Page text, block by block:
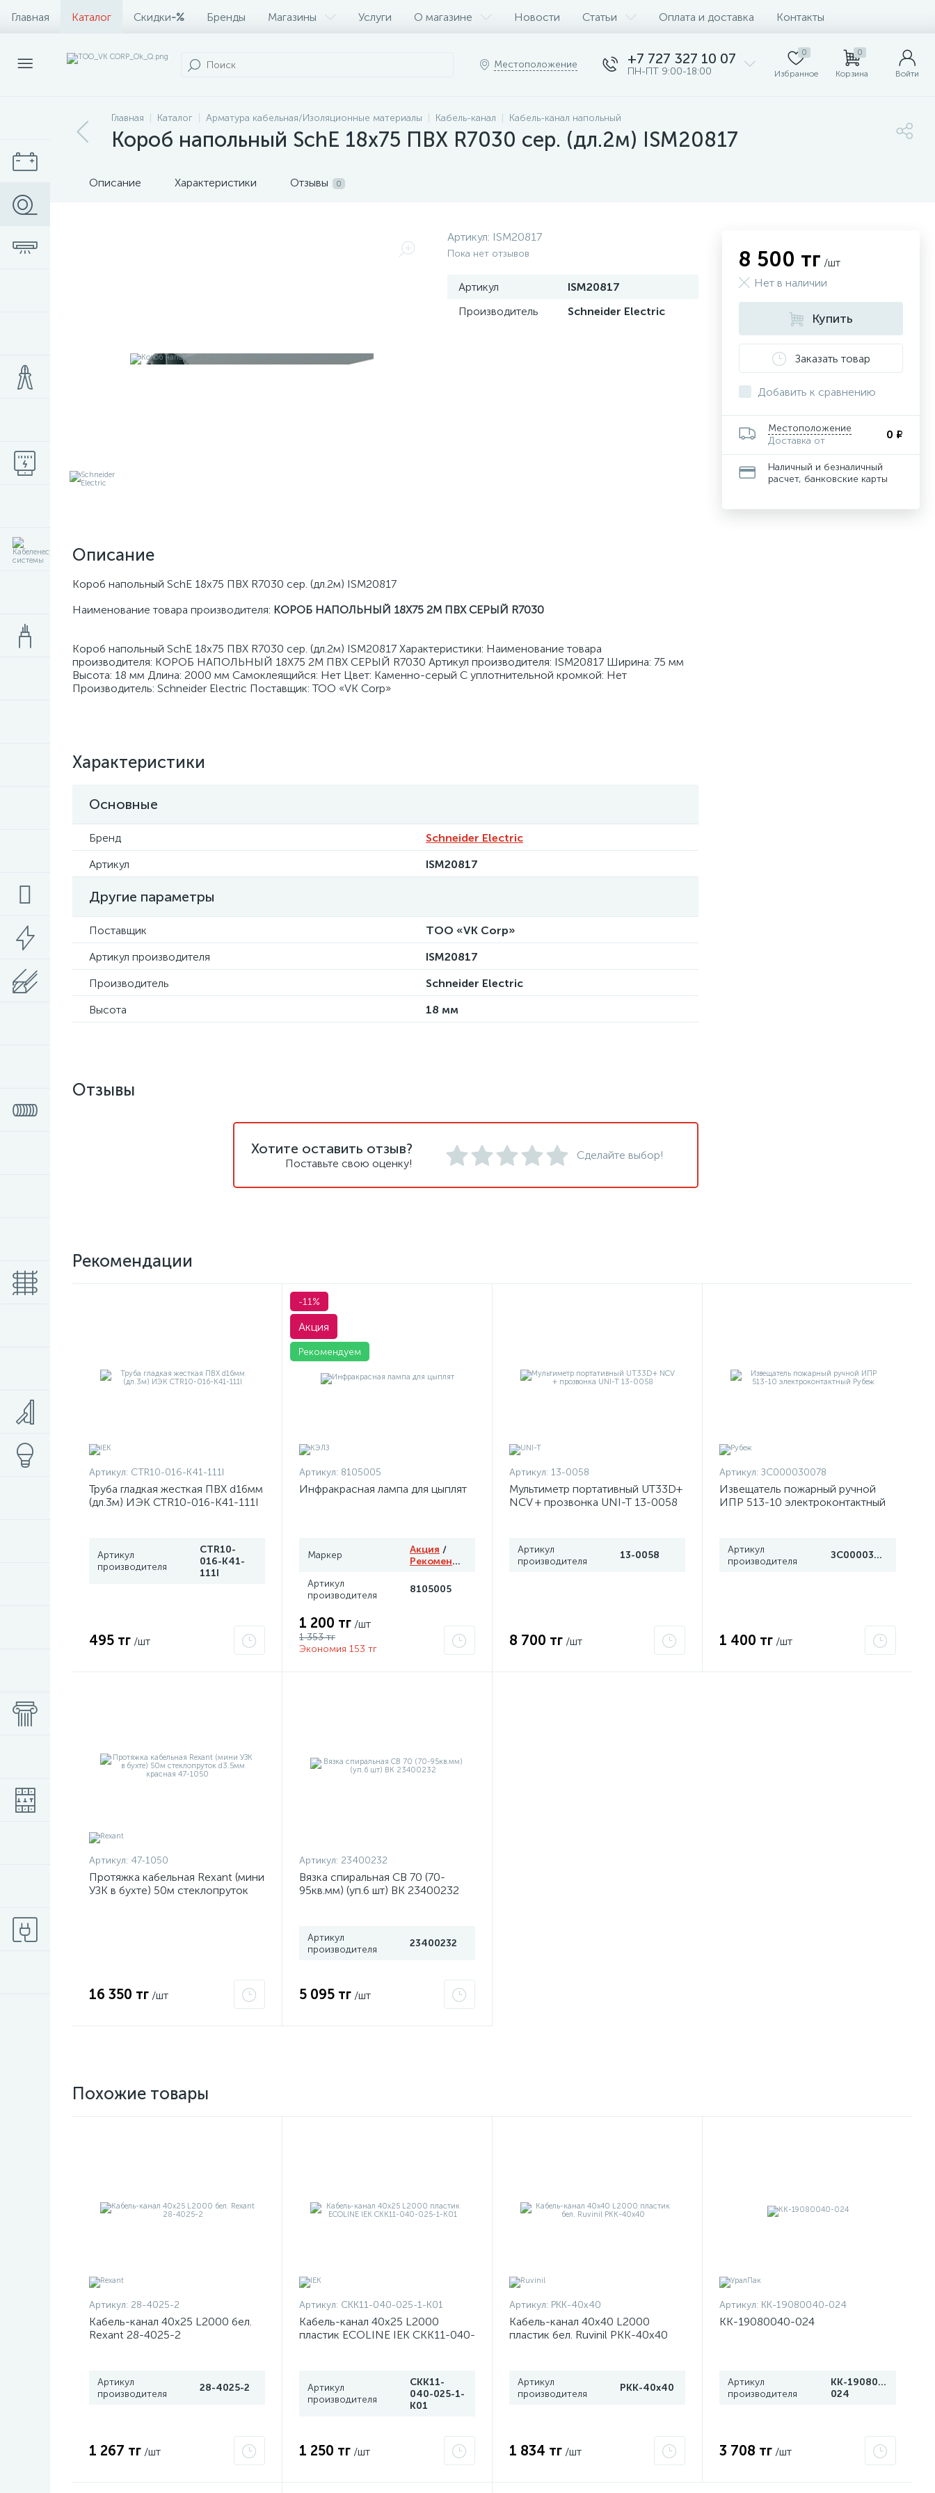
Главная Каталог Скидки-% Бренды Магазины Услуги О магазине Новости Статьи Оплата и доставка Контакты
Местоположение +7 727 327 10 07
ПН-ПТ 9:00-18:00
0
Избранное
0
Корзина Войти
Главная Каталог Арматура кабельная/Изоляционные материалы Кабель-канал Кабель-канал напольный
Короб напольный SchE 18х75 ПВХ R7030 сер. (дл.2м) ISM20817
Описание Характеристики Отзывы 0
Артикул: ISM20817
Пока нет отзывов
Артикул
ISM20817
Производитель
Schneider Electric
Описание
Короб напольный SchE 18х75 ПВХ R7030 сер. (дл.2м) ISM20817
Наименование товара производителя: КОРОБ НАПОЛЬНЫЙ 18X75 2М ПВХ СЕРЫЙ R7030
Короб напольный SchE 18х75 ПВХ R7030 сер. (дл.2м) ISM20817 Характеристики: Наименование товара
производителя: КОРОБ НАПОЛЬНЫЙ 18X75 2М ПВХ СЕРЫЙ R7030 Артикул производителя: ISM20817 Ширина: 75 мм
Высота: 18 мм Длина: 2000 мм Самоклеящийся: Нет Цвет: Каменно-серый С уплотнительной кромкой: Нет
Производитель: Schneider Electric Поставщик: ТОО «VK Corp»
Характеристики
Основные
Бренд
Schneider Electric
Артикул
ISM20817
Другие параметры
Поставщик
ТОО «VK Corp»
Артикул производителя
ISM20817
Производитель
Schneider Electric
Высота
18 мм
8 500 тг /шт
Нет в наличии
Купить
Заказать товар
Добавить к сравнению
Местоположение
Доставка от
0 ₽
Наличный и безналичный
расчет, банковские карты
Отзывы
Хотите оставить отзыв?
Поставьте свою оценку!
Сделайте выбор!
Рекомендации
Артикул: CTR10-016-K41-111I
Труба гладкая жесткая ПВХ d16мм
(дл.3м) ИЭК CTR10-016-K41-111I
Артикул
производителя
CTR10-
016-K41-
111I
495 тг /шт
-11%
Акция
Рекомендуем
Артикул: 8105005
Инфракрасная лампа для цыплят
Маркер Акция /
Рекомендуем
Артикул
производителя
8105005
1 200 тг /шт
1 353 тг
Экономия 153 тг
Артикул: 13-0058
Мультиметр портативный UT33D+
NCV + прозвонка UNI-T 13-0058
Артикул
производителя
13-0058
8 700 тг /шт
Артикул: ЗС000030078
Извещатель пожарный ручной
ИПР 513-10 электроконтактный
Артикул
производителя
ЗС000030078
1 400 тг /шт
Артикул: 47-1050
Протяжка кабельная Rexant (мини
УЗК в бухте) 50м стеклопруток
16 350 тг /шт
Артикул: 23400232
Вязка спиральная СВ 70 (70-
95кв.мм) (уп.6 шт) ВК 23400232
Артикул
производителя
23400232
5 095 тг /шт
Похожие товары
Артикул: 28-4025-2
Кабель-канал 40х25 L2000 бел.
Rexant 28-4025-2
Артикул
производителя
28-4025-2
1 267 тг /шт
Артикул: CKK11-040-025-1-K01
Кабель-канал 40х25 L2000
пластик ECOLINE IEK CKK11-040-
Артикул
производителя
CKK11-
040-025-1-
K01
1 250 тг /шт
Артикул: РКК-40х40
Кабель-канал 40х40 L2000
пластик бел. Ruvinil РКК-40х40
Артикул
производителя
РКК-40х40
1 834 тг /шт
Артикул: КК-19080040-024
КК-19080040-024
Артикул
производителя
КК-19080040-
024
3 708 тг /шт